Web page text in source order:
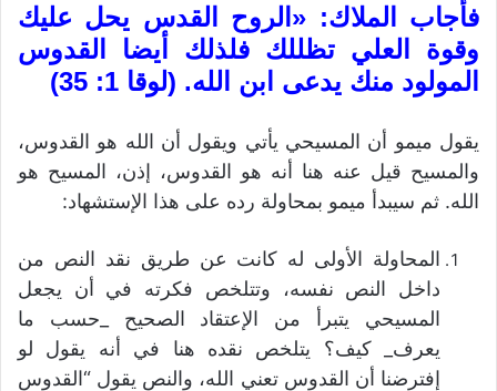
فأجاب الملاك: «الروح القدس يحل عليك
وقوة العلي تظللك فلذلك أيضا القدوس
المولود منك يدعى ابن الله. (لوقا 1: 35)
يقول ميمو أن المسيحي يأتي ويقول أن الله هو القدوس،
والمسيح قيل عنه هنا أنه هو القدوس، إذن، المسيح هو
الله. ثم سيبدأ ميمو بمحاولة رده على هذا الإستشهاد:
المحاولة الأولى له كانت عن طريق نقد النص من
داخل النص نفسه، وتتلخص فكرته في أن يجعل
المسيحي يتبرأ من الإعتقاد الصحيح _حسب ما
يعرف_ كيف؟ يتلخص نقده هنا في أنه يقول لو
إفترضنا أن القدوس تعني الله، والنص يقول “القدوس